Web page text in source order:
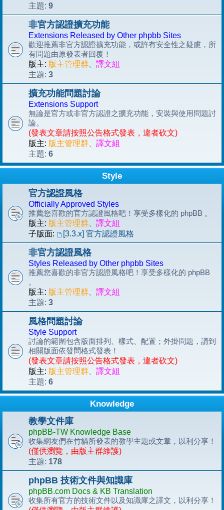
主題: 9
非官方認證擴充功能
Extensions Released by Other phpbb Sites
歡迎推薦非官方認證擴充功能，或許有安全性之疑慮，所
有問題由原發表者回覆！
版主: 版主管理群
譯文組
主題: 3
擴充功能問題討論
Extensions Support
無論是官方或非官方認證之擴充功能，安裝與使用問題討
論。
(發表文章請按照公告格式發表，違者砍文)
版主: 版主管理群
譯文組
主題: 6
Style
官方認證風格
Officially Approved Styles
推薦您喜歡的官方認證風格吧！享受多樣化的 phpBB 。
版主: 版主管理群
譯文組
子版面:
[3.3.x] 官方認證風格
非官方認證風格
Styles Released by Other phpbb Sites
推薦您喜歡的非官方認證風格吧！享受多樣化的 phpBB
。
版主: 版主管理群
譯文組
主題: 3
風格問題討論
Style Support
討論的範圍包含版面排列、樣式、配置；外掛問題，請到
相關版面依發問格式發表！
(發表文章請按照公告格式發表，違者砍文)
版主: 版主管理群
譯文組
主題: 6
Knowledge
教學文件庫
phpBB-TW Knowledge Base
收集網友們在竹貓所發表的教學主題或文章，以利分享！
(僅供瀏覽，由版主群維護)
主題: 178
phpBB 技術文件與知識庫
phpBB.com Docs & KB Translation
收集所有官方的技術文件以及知識庫之譯文，以利分享！